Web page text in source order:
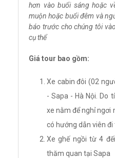
hơn vào buổi sáng hoặc
muộn hoặc buổi đêm và
báo trước cho chúng tôi
cụ thể
Giá tour bao gồm:
Xe cabin đôi (02
- Sapa - Hà Nội. Do
xe nằm để nghỉ ngơi
có hướng dẫn viên đi
Xe ghế ngồi từ 4
thăm quan tại Sapa